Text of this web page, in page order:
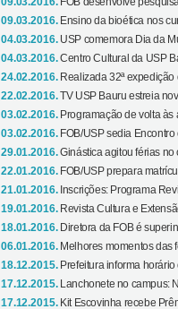
09.03.2016. Ensino da bioética nos
04.03.2016. USP comemora Dia da
04.03.2016.Centro Cultural da USP
24.02.2016. Realizada 32ª
22.02.2016.TV USP Bauru estreia
03.02.2016. Programação de volta às
03.02.2016. FOB/USP sedia
29.01.2016.Ginástica agitou férias no
22.01.2016. FOB/USP prepara
21.01.2016. Inscrições: Programa
19.01.2016. Revista Cultura e
18.01.2016. Diretora da FOB é
06.01.2016. Melhores momentos das
18.12.2015. Prefeitura informa
17.12.2015.
Lanchonete no campus:
17.12.2015. Kit Escovinha recebe